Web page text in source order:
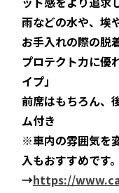
雨などの水や、埃
お手入れの際の脱
プロテクト力に優
イプ」
前席はもちろん、
ム付き
※車内の雰囲気を
入もおすすめです。
→https://